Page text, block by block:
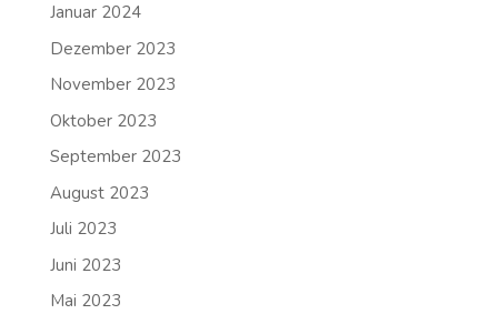
Januar 2024
Dezember 2023
November 2023
Oktober 2023
September 2023
August 2023
Juli 2023
Juni 2023
Mai 2023